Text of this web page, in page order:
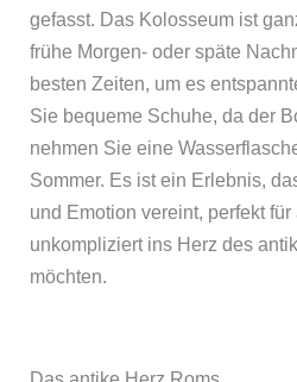
gefasst. Das Kolosseum ist
frühe Morgen- oder späte
besten Zeiten, um es
Sie bequeme Schuhe, da der
nehmen Sie eine
Sommer. Es ist ein Erlebnis,
und Emotion vereint, perfekt
unkompliziert ins Herz des
möchten.